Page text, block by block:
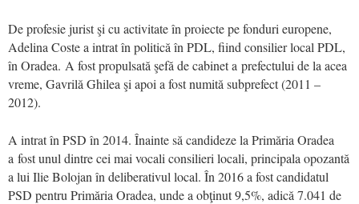
De profesie jurist şi cu activitate în proiecte pe fonduri europene,
Adelina Coste a intrat în politică în PDL, fiind consilier local PDL,
în Oradea. A fost propulsată şefă de cabinet a prefectului de la acea
vreme, Gavrilă Ghilea şi apoi a fost numită subprefect (2011 –
2012).
A intrat în PSD în 2014. Înainte să candideze la Primăria Oradea
a fost unul dintre cei mai vocali consilieri locali, principala opozantă
a lui Ilie Bolojan în deliberativul local. În 2016 a fost candidatul
PSD pentru Primăria Oradea, unde a obţinut 9,5%, adică 7.041 de